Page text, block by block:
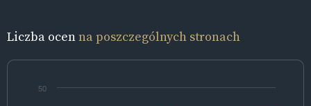
Liczba ocenna poszczególnych stronach
50